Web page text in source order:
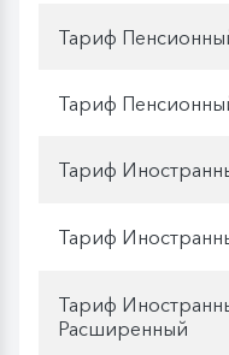
Тариф
Тариф
Тариф
Тариф
Тариф
Расширенный